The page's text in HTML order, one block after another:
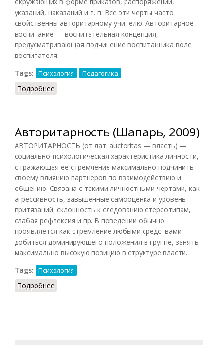
указаний, наказаний и т. п. Все эти черты часто
свойственны авторитарному учителю. Авторитарное
воспитание — воспитательная концепция,
предусматривающая подчинение воспитанника воле
воспитателя.
Tags:
Психология Педагогика
Подробнее
Авторитарность (Шапарь, 2009)
АВТОРИТАРНОСТЬ (от лат. auctoritas — власть) —
социально-психологическая характеристика личности,
отражающая ее стремление максимально подчинить
своему влиянию партнеров по взаимодействию и
общению. Связана с такими личностными чертами, как
агрессивность, завышенные самооценка и уровень
притязаний, склонность к следованию стереотипам,
слабая рефлексия и пр. В поведении обычно
проявляется как стремление любыми средствами
добиться доминирующего положения в группе, занять
максимально высокую позицию в структуре власти.
Tags:
Психология
Подробнее